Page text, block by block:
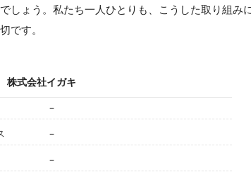
しょう。私たち一人ひとりも、こうした取り組
です。
株式会社イガキ
－
－
－